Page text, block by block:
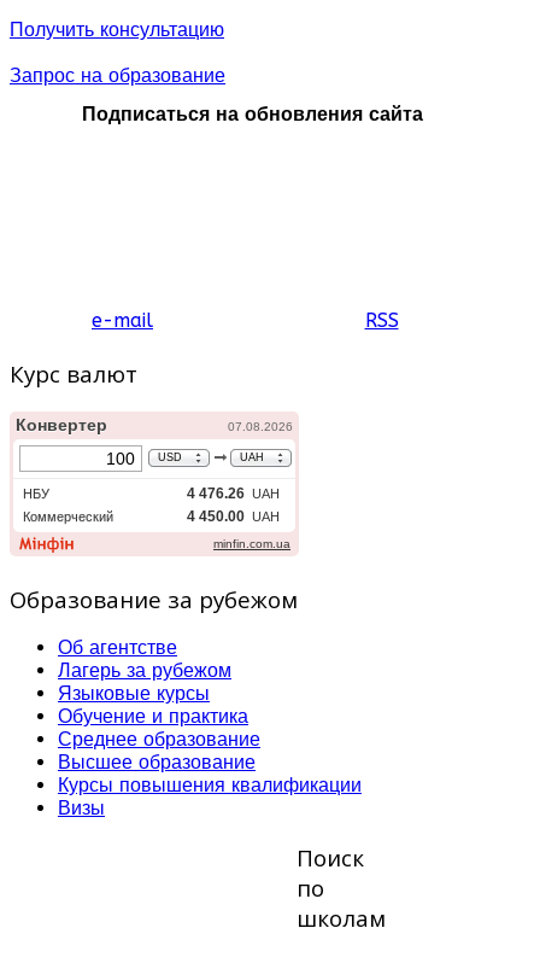
Получить консультацию
Запрос на образование
Подписаться на обновления сайта
e-mail RSS
Курс валют
Образование за рубежом
Об агентстве
Лагерь за рубежом
Языковые курсы
Обучение и практика
Среднее образование
Высшее образование
Курсы повышения квалификации
Визы
Поиск
по
школам